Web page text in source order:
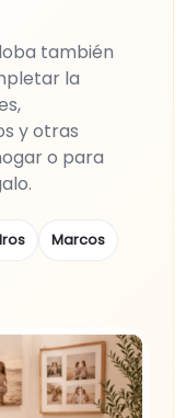
también
la
y otras
o para
Marcos